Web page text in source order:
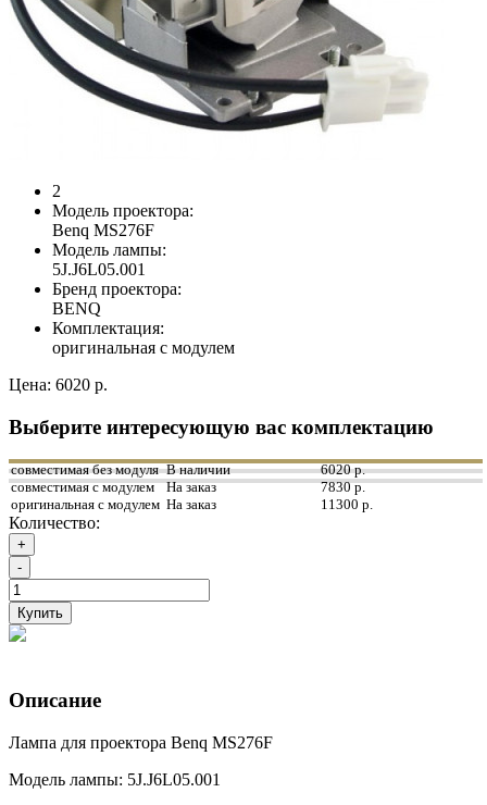
2
Модель проектора:
Benq MS276F
Модель лампы:
5J.J6L05.001
Бренд проектора:
BENQ
Комплектация:
оригинальная с модулем
Цена: 6020 р.
Выберите интересующую вас комплектацию
совместимая без модуля В наличии
6020 р.
совместимая с модулем
На заказ
7830 р.
оригинальная с модулем На заказ 11300 р.
Количество:
+
-
Купить
Описание
Лампа для проектора Benq MS276F
Модель лампы: 5J.J6L05.001